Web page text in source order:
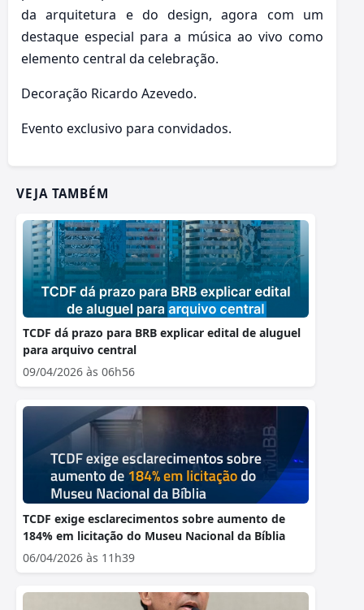
da arquitetura e do design, agora com um
destaque especial para a música ao vivo como
elemento central da celebração.
Decoração Ricardo Azevedo.
Evento exclusivo para convidados.
VEJA TAMBÉM
TCDF dá prazo para BRB explicar edital de aluguel
para arquivo central
09/04/2026 às 06h56
TCDF exige esclarecimentos sobre aumento de
184% em licitação do Museu Nacional da Bíblia
06/04/2026 às 11h39